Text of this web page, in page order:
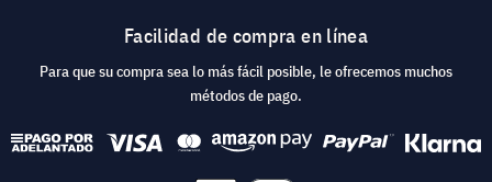
Facilidad de compra en línea
Para que su compra sea lo más fácil posible, le ofrecemos muchos
métodos de pago.